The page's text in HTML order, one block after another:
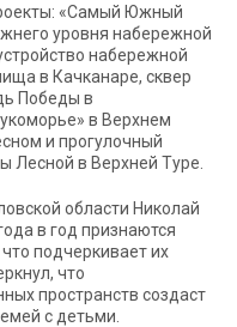
«Самый Южный
уровня набережной
набережной
в Качканаре, сквер
Победы в
в Верхнем
и прогулочный
Лесной в Верхней Туре.
области Николай
в год признаются
подчеркивает их
что
пространств создаст
с детьми.